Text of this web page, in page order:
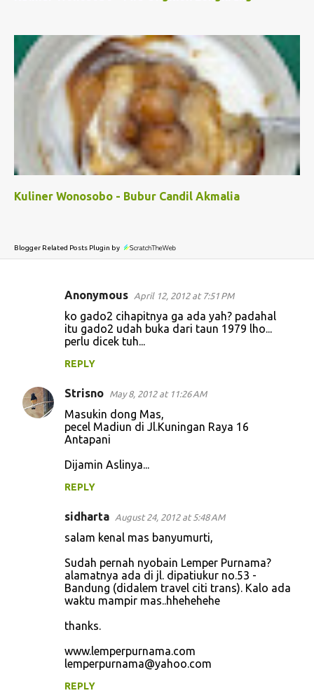
Kuliner Wonosobo - Bubur Candil Akmalia
Blogger Related Posts Plugin by
n
Anonymous April 12, 2012 at 7:51 PM
ko gado2 cihapitnya ga ada yah? padahal
itu gado2 udah buka dari taun 1979 lho...
perlu dicek tuh...
REPLY
Strisno May 8, 2012 at 11:26 AM
Masukin dong Mas,
pecel Madiun di Jl.Kuningan Raya 16
Antapani
Dijamin Aslinya...
REPLY
sidharta August 24, 2012 at 5:48 AM
salam kenal mas banyumurti,
Sudah pernah nyobain Lemper Purnama?
alamatnya ada di jl. dipatiukur no.53 -
Bandung (didalem travel citi trans). Kalo ada
waktu mampir mas..hhehehehe
thanks.
www.lemperpurnama.com
lemperpurnama@yahoo.com
REPLY